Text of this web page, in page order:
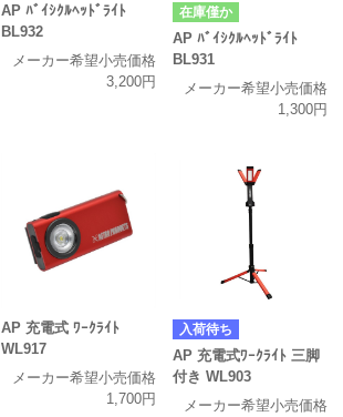
AP ﾊﾞｲｼｸﾙﾍｯﾄﾞﾗｲﾄ
BL932
メーカー希望小売価格
3,200円
在庫僅か
AP ﾊﾞｲｼｸﾙﾍｯﾄﾞﾗｲﾄ
BL931
メーカー希望小売価格
1,300円
AP 充電式 ﾜｰｸﾗｲﾄ
WL917
メーカー希望小売価格
1,700円
入荷待ち
AP 充電式ﾜｰｸﾗｲﾄ 三脚
付き WL903
メーカー希望小売価格